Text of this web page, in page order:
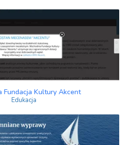
Fundacja Kultury Akcent
Edukacja